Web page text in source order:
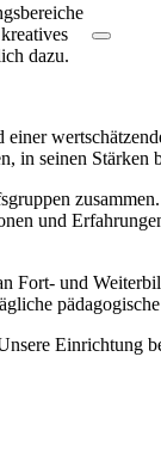
dazu.
in seinen
und
und
Einrichtung